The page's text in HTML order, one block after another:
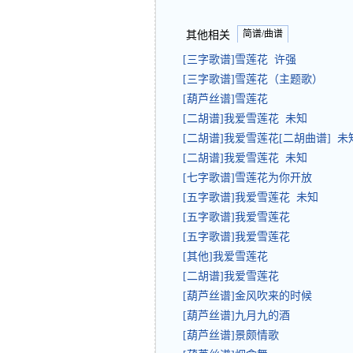
其他相关 简谱/曲谱
[三字歌谱]雪莲花 许强
[三字歌谱]雪莲花（主题歌）
[葫芦丝谱]雪莲花
[二胡谱]我爱雪莲花 未知
[二胡谱]我爱雪莲花[二胡曲谱] 未
[二胡谱]我爱雪莲花 未知
[七字歌谱]雪莲花为你开放
[五字歌谱]我爱雪莲花 未知
[五字歌谱]我爱雪莲花
[五字歌谱]我爱雪莲花
[其他]我爱雪莲花
[二胡谱]我爱雪莲花
[葫芦丝谱]金风吹来的时候
[葫芦丝谱]九月九的酒
[葫芦丝谱]景颇情歌